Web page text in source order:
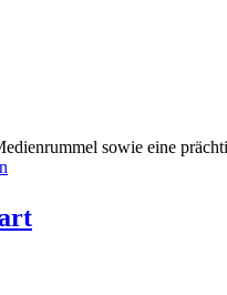
sowie eine